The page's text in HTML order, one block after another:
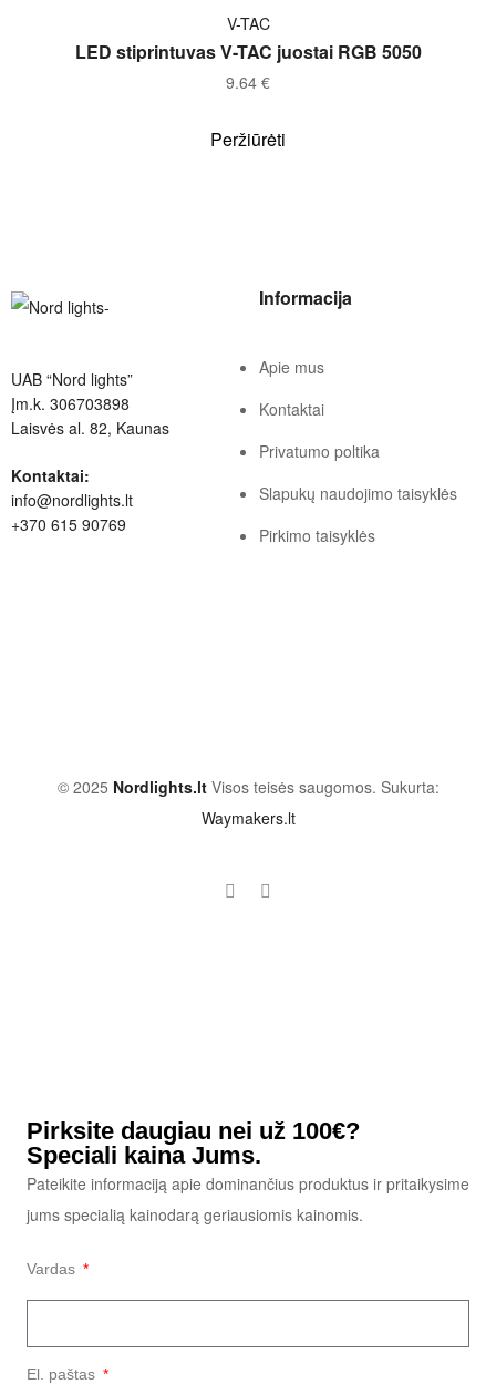
Į KREPŠELĮ
V-TAC
LED stiprintuvas V-TAC juostai RGB 5050
9.64 €
Peržiūrėti
UAB “Nord lights”
Įm.k. 306703898
Laisvės al. 82, Kaunas
Kontaktai:
info@nordlights.lt
+370 615 90769
Informacija
Apie mus
Kontaktai
Privatumo poltika
Slapukų naudojimo taisyklės
Pirkimo taisyklės
© 2025 Nordlights.ltVisos teisės saugomos. Sukurta:
Waymakers.lt
Pirksite daugiau nei už 100€?
Speciali kaina Jums.
Pateikite informaciją apie dominančius produktus ir pritaikysime
jums specialią kainodarą geriausiomis kainomis.
Vardas
El. paštas